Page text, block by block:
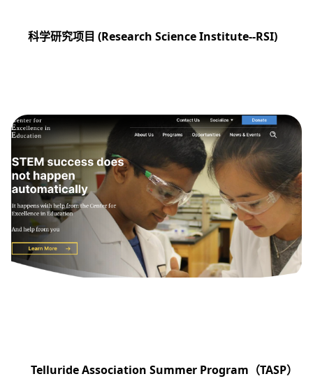
科学研究项目 (Research Science Institute--RSI)
Telluride Association Summer Program （TASP）